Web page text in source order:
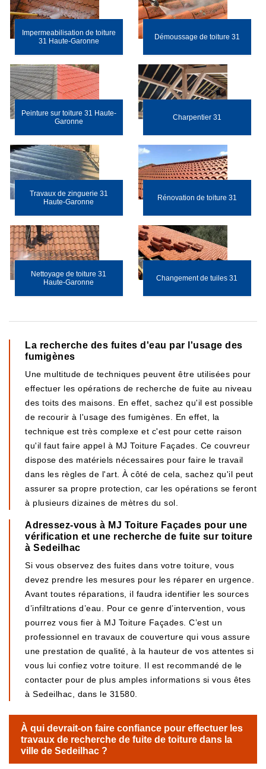
Impermeabilisation de toiture
31 Haute-Garonne
Démoussage de toiture 31
Peinture sur toiture 31 Haute-
Garonne
Charpentier 31
Travaux de zinguerie 31
Haute-Garonne
Rénovation de toiture 31
Nettoyage de toiture 31
Haute-Garonne
Changement de tuiles 31
La recherche des fuites d'eau par l'usage des
fumigènes
Une multitude de techniques peuvent être utilisées pour
effectuer les opérations de recherche de fuite au niveau
des toits des maisons. En effet, sachez qu'il est possible
de recourir à l'usage des fumigènes. En effet, la
technique est très complexe et c'est pour cette raison
qu'il faut faire appel à MJ Toiture Façades. Ce couvreur
dispose des matériels nécessaires pour faire le travail
dans les règles de l'art. À côté de cela, sachez qu'il peut
assurer sa propre protection, car les opérations se feront
à plusieurs dizaines de mètres du sol.
Adressez-vous à MJ Toiture Façades pour une
vérification et une recherche de fuite sur toiture
à Sedeilhac
Si vous observez des fuites dans votre toiture, vous
devez prendre les mesures pour les réparer en urgence.
Avant toutes réparations, il faudra identifier les sources
d’infiltrations d’eau. Pour ce genre d’intervention, vous
pourrez vous fier à MJ Toiture Façades. C’est un
professionnel en travaux de couverture qui vous assure
une prestation de qualité, à la hauteur de vos attentes si
vous lui confiez votre toiture. Il est recommandé de le
contacter pour de plus amples informations si vous êtes
à Sedeilhac, dans le 31580.
À qui devrait-on faire confiance pour effectuer les
travaux de recherche de fuite de toiture dans la
ville de Sedeilhac ?